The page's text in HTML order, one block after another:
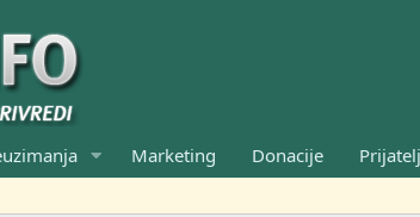
Marketing Donacije